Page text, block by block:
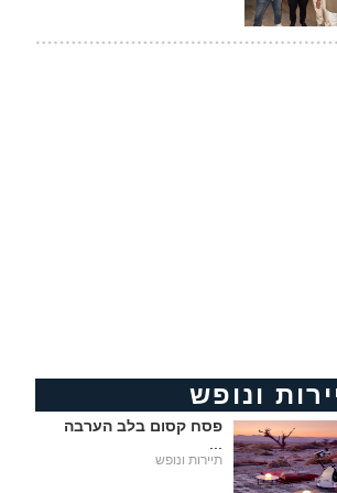
ונופש
פסח קסום בלב הערבה
תיירות ונופש